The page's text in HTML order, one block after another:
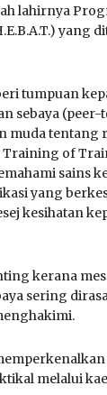
lahirnya
yang
tumpuan
sebaya
muda tentang
of
sains
yang
kesihatan
kerana
sering
melalui